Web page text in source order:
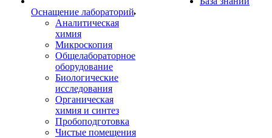
Оснащение лабораторий
Аналитическая
химия
Микроскопия
Общелабораторное
оборудование
Биологические
исследования
Органическая
химия и синтез
Пробоподготовка
Чистые помещения